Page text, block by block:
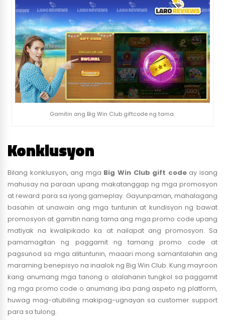
Gamitin ang Big Win Club giftcode ng tama.
Konklusyon
Bilang konklusyon, ang mga Big Win Club gift codeay isang
mahusay na paraan upang makatanggap ng mga promosyon
at reward para sa iyong gameplay. Gayunpaman, mahalagang
basahin at unawain ang mga tuntunin at kundisyon ng bawat
promosyon at gamitin nang tama ang mga promo code upang
matiyak na kwalipikado ka at nailapat ang promosyon. Sa
pamamagitan ng paggamit ng tamang promo code at
pagsunod sa mga alituntunin, maaari mong samantalahin ang
maraming benepisyo na inaalok ng Big Win Club. Kung mayroon
kang anumang mga tanong o alalahanin tungkol sa paggamit
ng mga promo code o anumang iba pang aspeto ng platform,
huwag mag-atubiling makipag-ugnayan sa customer support
para sa tulong.